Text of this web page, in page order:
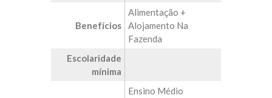
Benefícios
Alimentação +
Alojamento Na
Fazenda
Escolaridade
mínima
Ensino Médio